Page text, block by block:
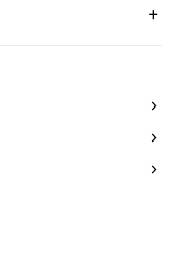
液、化妆品及香水。
用干燥且不带绒毛